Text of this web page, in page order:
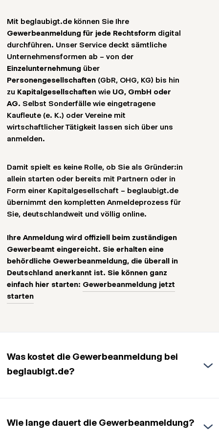
Mit beglaubigt.de können Sie Ihre
Gewerbeanmeldung für jede Rechtsform digital
durchführen. Unser Service deckt sämtliche
Unternehmensformen ab – von der
Einzelunternehmung über
Personengesellschaften (GbR, OHG, KG) bis hin
zu Kapitalgesellschaften wie UG, GmbH oder
AG. Selbst Sonderfälle wie eingetragene
Kaufleute (e. K.) oder Vereine mit
wirtschaftlicher Tätigkeit lassen sich über uns
anmelden.
Damit spielt es keine Rolle, ob Sie als Gründer:in
allein starten oder bereits mit Partnern oder in
Form einer Kapitalgesellschaft – beglaubigt.de
übernimmt den kompletten Anmeldeprozess für
Sie, deutschlandweit und völlig online.
Ihre Anmeldung wird offiziell beim zuständigen
Gewerbeamt eingereicht. Sie erhalten eine
behördliche Gewerbeanmeldung, die überall in
Deutschland anerkannt ist. Sie können ganz
einfach hier starten: Gewerbeanmeldung jetzt
starten
Was kostet die Gewerbeanmeldung bei
beglaubigt.de?
diesem Preis sind bereits sämtliche
Wie lange dauert die Gewerbeanmeldung?